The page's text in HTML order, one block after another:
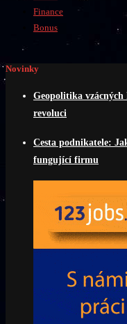
Finance
Bonus
Novinky
Geopolitika vzácných
revoluci
Cesta podnikatele:
fungující firmu